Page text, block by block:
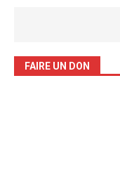
FAIRE UN DON